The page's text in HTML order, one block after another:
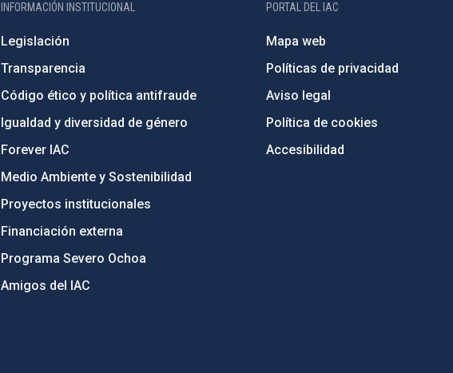
INFORMACIÓN INSTITUCIONAL
Legislación
Transparencia
Código ético y política antifraude
Igualdad y diversidad de género
Forever IAC
Medio Ambiente y Sostenibilidad
Proyectos institucionales
Financiación externa
Programa Severo Ochoa
Amigos del IAC
PORTAL DEL IAC
Mapa web
Políticas de privacidad
Aviso legal
Política de cookies
Accesibilidad